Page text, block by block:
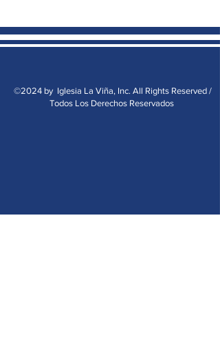
©2024 by Iglesia La Viña, Inc. All Rights Reserved /
Todos Los Derechos Reservados